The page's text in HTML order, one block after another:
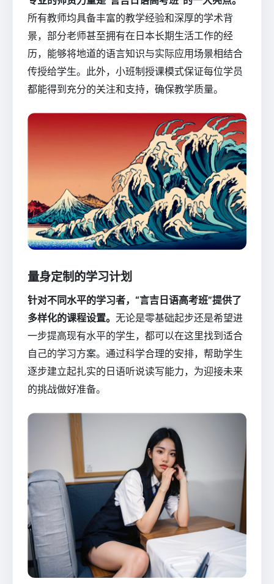
所有教师均具备丰富的教学经验和深厚的学术背
景，部分老师甚至拥有在日本长期生活工作的经
历，能够将地道的语言知识与实际应用场景相结合
传授给学生。此外，小班制授课模式保证每位学员
都能得到充分的关注和支持，确保教学质量。
量身定制的学习计划
针对不同水平的学习者，“言吉日语高考班”提供了
多样化的课程设置。 无论是零基础起步还是希望进
一步提高现有水平的学生，都可以在这里找到适合
自己的学习方案。通过科学合理的安排，帮助学生
逐步建立起扎实的日语听说读写能力，为迎接未来
的挑战做好准备。